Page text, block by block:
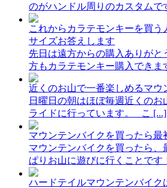
のがハンドル周りのカスタムで
これからカラテモンキーを買う
サイズお答えします
先日は遠方からの購入ありがと
方もカラテモンキー購入できま
近くのお山で一番楽しめるマウ
日曜日の朝はほぼ毎週近くのお
ライドに行っています。 こ [...]
マウンテンバイクを買ったら最
マウンテンバイクを買ったら、
ぱりお山に遊びに行くことです
ハードテイルマウンテンバイク